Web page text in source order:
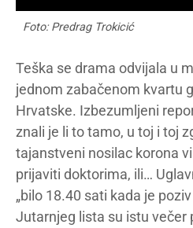
Foto: Predrag Trokicić
Teška se drama odvijala u
jednom zabačenom kvartu
Hrvatske. Izbezumljeni
znali je li to tamo, u toj i toj
tajanstveni nosilac korona
prijaviti doktorima, ili…
„bilo 18.40 sati kada je
Jutarnjeg lista su istu večer